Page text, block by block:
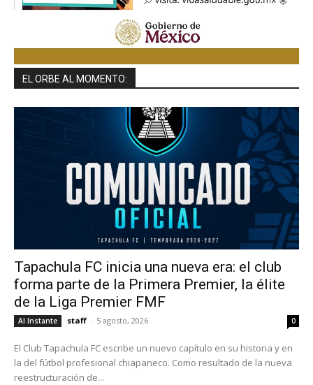
EL ORBE AL MOMENTO:
Tapachula FC inicia una nueva era: el club
forma parte de la Primera Premier, la élite
de la Liga Premier FMF
Al Instante staff - 5 agosto, 2026 0
El Club Tapachula FC escribe un nuevo capítulo en su historia y en
la del fútbol profesional chiapaneco. Como resultado de la nueva
reestructuración de...